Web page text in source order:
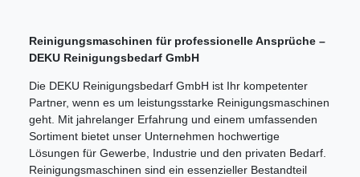
Reinigungsmaschinen für professionelle Ansprüche –
DEKU Reinigungsbedarf GmbH
Die DEKU Reinigungsbedarf GmbH ist Ihr kompetenter
Partner, wenn es um leistungsstarke Reinigungsmaschinen
geht. Mit jahrelanger Erfahrung und einem umfassenden
Sortiment bietet unser Unternehmen hochwertige
Lösungen für Gewerbe, Industrie und den privaten Bedarf.
Reinigungsmaschinen sind ein essenzieller Bestandteil